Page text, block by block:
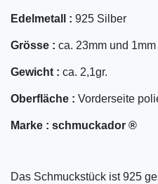
Edelmetall : 925 Silber
Grösse : ca. 23mm und
Gewicht : ca. 2,1gr.
Oberfläche : Vorderseite
Marke : schmuckador ®
Das Schmuckstück ist 925